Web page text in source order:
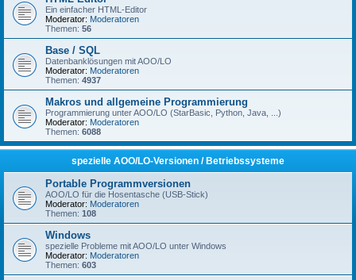
Ein einfacher HTML-Editor
Moderator: Moderatoren
Themen: 56
Base / SQL
Datenbanklösungen mit AOO/LO
Moderator: Moderatoren
Themen: 4937
Makros und allgemeine Programmierung
Programmierung unter AOO/LO (StarBasic, Python, Java, ...)
Moderator: Moderatoren
Themen: 6088
spezielle AOO/LO-Versionen / Betriebssysteme
Portable Programmversionen
AOO/LO für die Hosentasche (USB-Stick)
Moderator: Moderatoren
Themen: 108
Windows
spezielle Probleme mit AOO/LO unter Windows
Moderator: Moderatoren
Themen: 603